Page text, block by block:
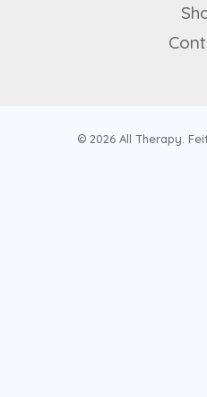
© 2026 All Therapy.